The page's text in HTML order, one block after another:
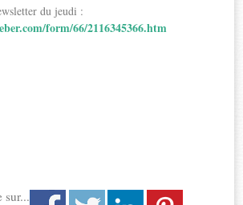
du jeudi :
form/66/2116345366.htm
sur...